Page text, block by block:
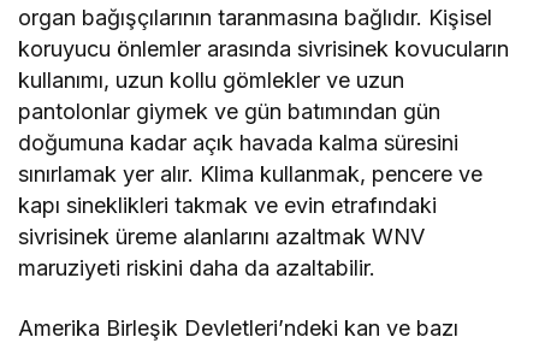
organ bağışçılarının taranmasına bağlıdır. Kişisel
koruyucu önlemler arasında sivrisinek kovucuların
kullanımı, uzun kollu gömlekler ve uzun
pantolonlar giymek ve gün batımından gün
doğumuna kadar açık havada kalma süresini
sınırlamak yer alır. Klima kullanmak, pencere ve
kapı sineklikleri takmak ve evin etrafındaki
sivrisinek üreme alanlarını azaltmak WNV
maruziyeti riskini daha da azaltabilir.
Amerika Birleşik Devletleri’ndeki kan ve bazı